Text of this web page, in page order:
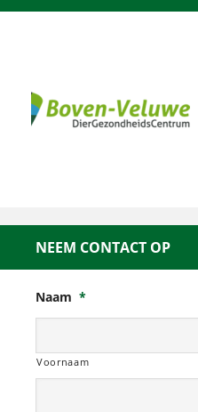
NEEM CONTACT OP
Naam *
Voornaam